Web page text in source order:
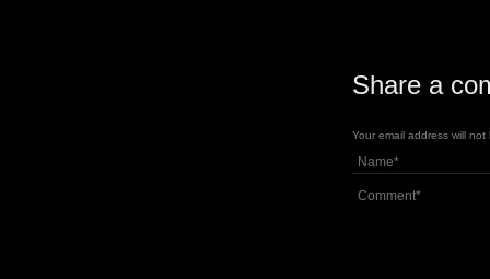
Share a
Your email address will